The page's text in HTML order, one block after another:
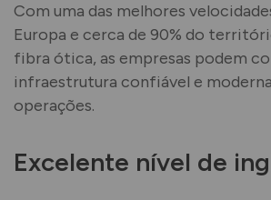
Com uma das melhores
Europa e cerca de 90% do
fibra ótica, as empresas podem
infraestrutura confiável e moderna
operações.
Excelente nível de